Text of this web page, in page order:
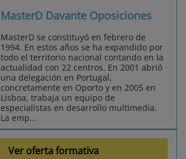
MasterD Davante Oposiciones
MasterD se constituyó en febrero de
1994. En estos años se ha expandido por
todo el territorio nacional contando en la
actualidad con 22 centros. En 2001 abrió
una delegación en Portugal,
concretamente en Oporto y en 2005 en
Lisboa, trabaja un equipo de
especialistas en desarrollo multimedia.
La emp...
Ver oferta formativa